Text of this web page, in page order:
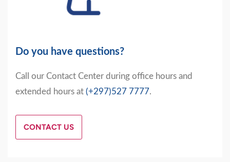
Do you have questions?
Call our Contact Center during office hours and
extended hours at (+297)527 7777.
CONTACT US